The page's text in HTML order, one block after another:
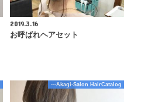
2019.3.16
お呼ばれヘアセット
---Akagi-Salon HairCatalog